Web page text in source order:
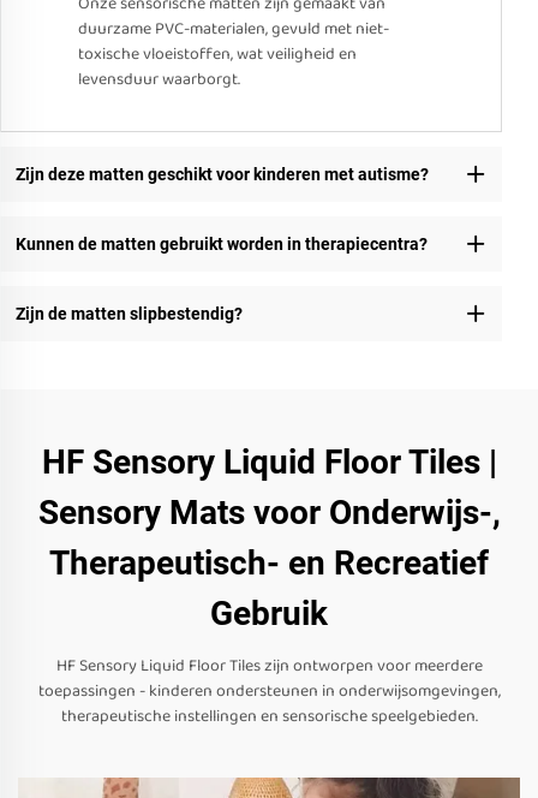
duurzame PVC-materialen, gevuld met niet-
toxische vloeistoffen, wat veiligheid en
levensduur waarborgt.
Zijn deze matten geschikt voor kinderen met autisme?
Kunnen de matten gebruikt worden in therapiecentra?
Zijn de matten slipbestendig?
HF Sensory Liquid Floor Tiles |
Sensory Mats voor Onderwijs-,
Therapeutisch- en Recreatief
Gebruik
HF Sensory Liquid Floor Tiles zijn ontworpen voor meerdere
toepassingen - kinderen ondersteunen in onderwijsomgevingen,
therapeutische instellingen en sensorische speelgebieden.